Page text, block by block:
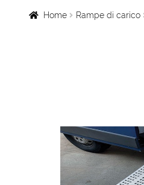
Home Rampe di carico